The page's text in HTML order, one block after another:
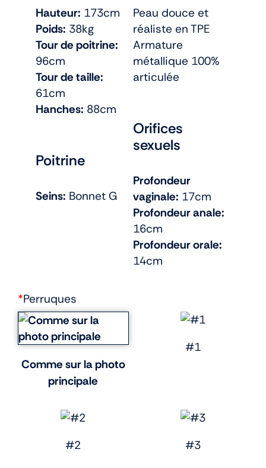
Hauteur: 173cm
Poids: 38kg
Tour de poitrine:
96cm
Tour de taille:
61cm
Hanches: 88cm
Poitrine
Seins: Bonnet G
Peau douce et
réaliste en TPE
Armature
métallique 100%
articulée
Orifices
sexuels
Profondeur
vaginale: 17cm
Profondeur anale:
16cm
Profondeur orale:
14cm
*Perruques
Comme sur la photo
principale
#1
#2 #3